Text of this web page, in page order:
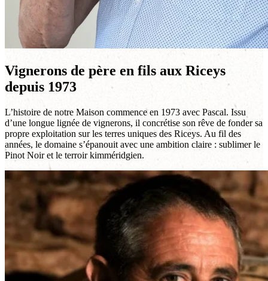
Vignerons de père en fils aux Riceys
depuis 1973
L’histoire de notre Maison commence en 1973 avec Pascal. Issu
d’une longue lignée de vignerons, il concrétise son rêve de fonder sa
propre exploitation sur les terres uniques des Riceys. Au fil des
années, le domaine s’épanouit avec une ambition claire : sublimer le
Pinot Noir et le terroir kimméridgien.